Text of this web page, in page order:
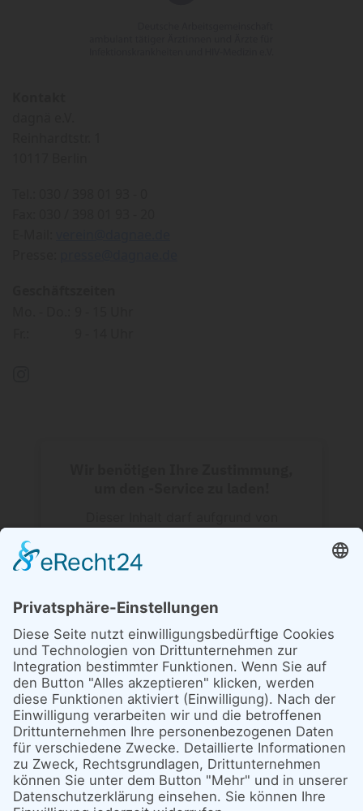
offengelegt werden, nicht geladen
diese mit seinem CMP einrichten, um
diesen Inhalt zur Liste der verwendeten
Technologien hinzuzufügen.
powered by Usercentrics Consent
Management Platform
&eRecht24
Anfahrt mit öffentlichen Verkehrsmitteln:
S-Bahn: S1, S2, S3, S5, S7, S9, S25, S26 (Bahnhof
Friedrichstraße)